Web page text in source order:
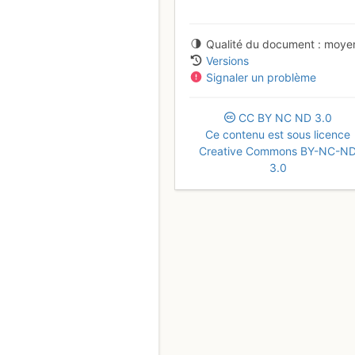
Qualité du document
Versions
Signaler un problème
CC BY NC ND 3.0
Ce contenu est sous licence
Creative Commons BY-NC-
3.0